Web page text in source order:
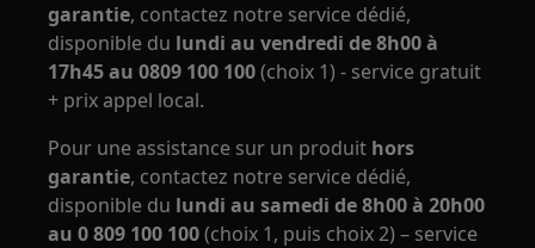
garantie, contactez notre service dédié,
disponible du lundi au vendredi de 8h00 à
17h45 au 0809 100 100(choix 1) - service gratuit
+ prix appel local.
Pour une assistance sur un produit hors
garantie, contactez notre service dédié,
disponible du lundi au samedi de 8h00 à 20h00
au 0 809 100 100(choix 1, puis choix 2) – service